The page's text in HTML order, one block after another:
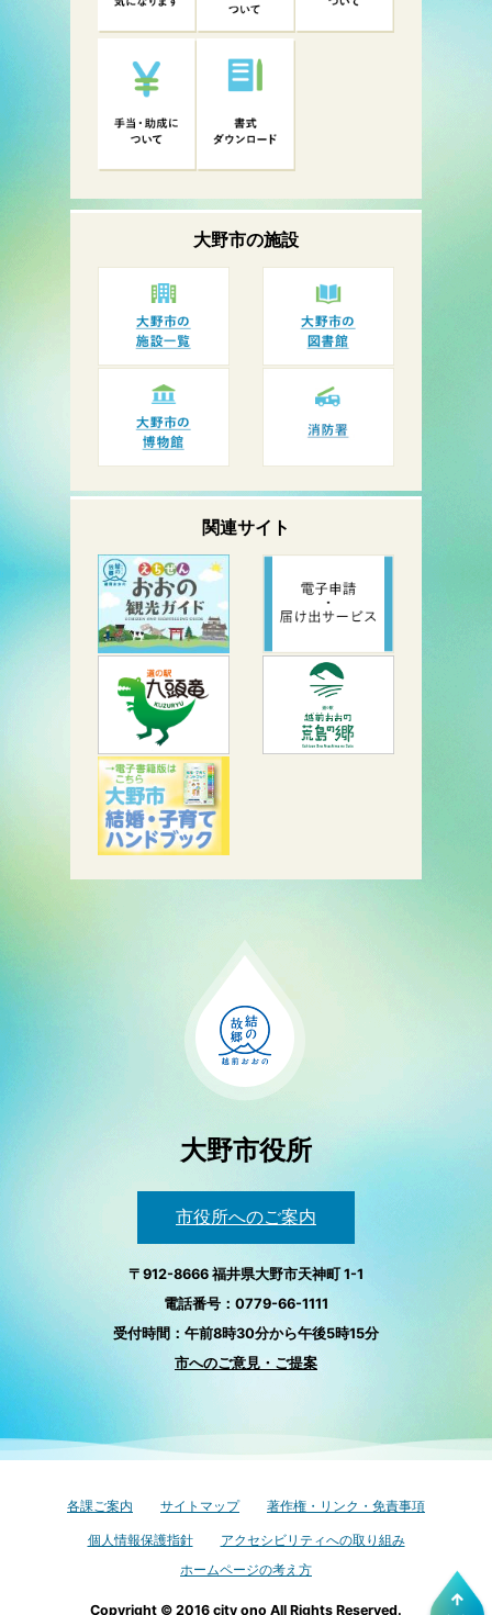
大野市の施設
関連サイト
大野市役所
市役所へのご案内
〒912-8666 福井県大野市天神町 1-1
電話番号：0779-66-1111
受付時間：午前8時30分から午後5時15分
市へのご意見・ご提案
各課ご案内 サイトマップ 著作権・リンク・免責事項
個人情報保護指針
アクセシビリティへの取り組み
ホームページの考え方
Copyright © 2016 city ono All Rights Reserved.